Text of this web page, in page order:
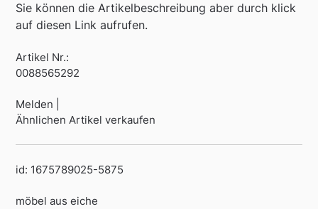
Sie können die Artikelbeschreibung aber durch klick
auf diesen Link aufrufen.
Artikel Nr.:
0088565292
Melden |
Ähnlichen Artikel verkaufen
id: 1675789025-5875
möbel aus eiche